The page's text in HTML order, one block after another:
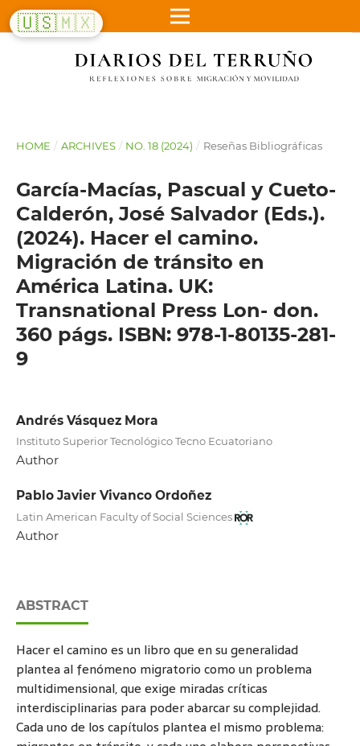
🇺🇸🇲🇽
HOME / ARCHIVES / NO. 18 (2024) / Reseñas Bibliográficas
García-Macías, Pascual y Cueto-
Calderón, José Salvador (Eds.).
(2024). Hacer el camino.
Migración de tránsito en
América Latina. UK:
Transnational Press Lon- don.
360 págs. ISBN: 978-1-80135-281-
9
Andrés Vásquez Mora
Instituto Superior Tecnológico Tecno Ecuatoriano
Author
Pablo Javier Vivanco Ordoñez
Latin American Faculty of Social Sciences
Author
ABSTRACT
Hacer el camino es un libro que en su generalidad
plantea al fenómeno migratorio como un problema
multidimensional, que exige miradas críticas
interdisciplinarias para poder abarcar su complejidad.
Cada uno de los capítulos plantea el mismo problema: